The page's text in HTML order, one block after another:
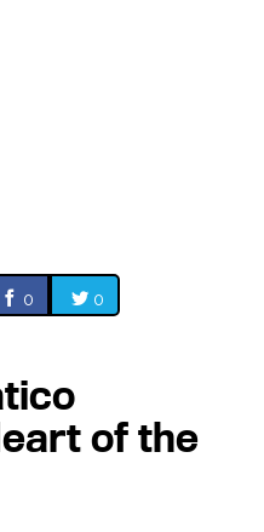
0 0
of the